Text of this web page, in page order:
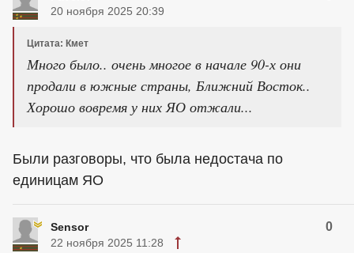
20 ноября 2025 20:39
Цитата: Кмет
Много было.. очень многое в начале 90-х они
продали в южные страны, Ближний Восток..
Хорошо вовремя у них ЯО отжали...
Были разговоры, что была недостача по
единицам ЯО
Sensor 0
22 ноября 2025 11:28